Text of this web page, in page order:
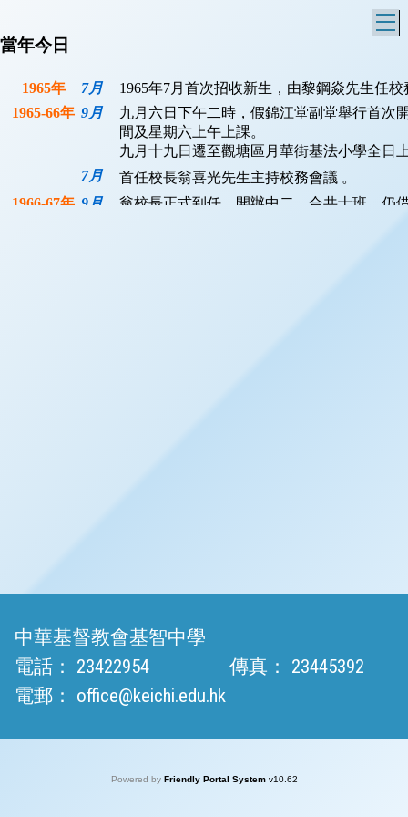
當年今日
中華基督教會基智中學
電話：
23422954 傳真：
23445392
電郵：
office@keichi.edu.hk
Powered by Friendly Portal System v10.62